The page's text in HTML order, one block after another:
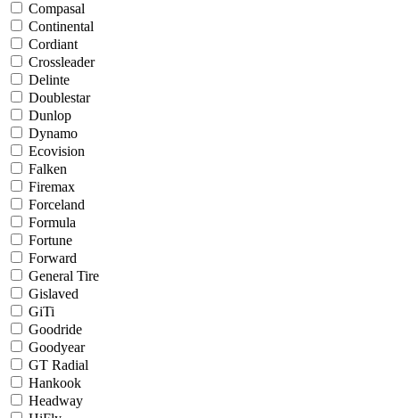
Compasal
Continental
Cordiant
Crossleader
Delinte
Doublestar
Dunlop
Dynamo
Ecovision
Falken
Firemax
Forceland
Formula
Fortune
Forward
General Tire
Gislaved
GiTi
Goodride
Goodyear
GT Radial
Hankook
Headway